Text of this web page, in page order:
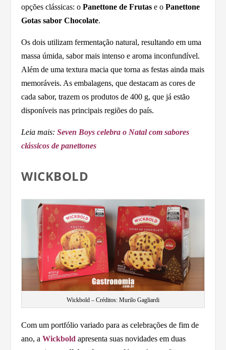
opções clássicas: oPanettone de Frutas e oPanettone
Gotas sabor Chocolate.
Os dois utilizam fermentação natural, resultando em uma
massa úmida, sabor mais intenso e aroma inconfundível.
Além de uma textura macia que torna as festas ainda mais
memoráveis. As embalagens, que destacam as cores de
cada sabor, trazem os produtos de 400 g, que já estão
disponíveis nas principais regiões do país.
Leia mais:Seven Boys celebra o Natal com sabores
clássicos de panettones
WICKBOLD
Wickbold – Créditos: Murilo Gagliardi
Com um portfólio variado para as celebrações de fim de
ano, aWickbold apresenta suas novidades em duas